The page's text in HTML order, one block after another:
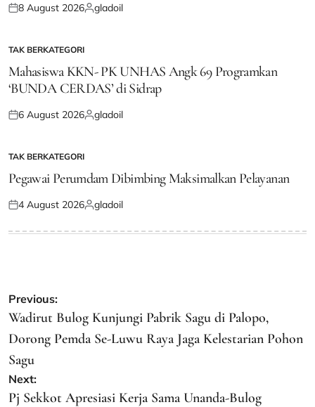
Posted
8 August 2026Posted
gladoil
POSTED
IN
TAK BERKATEGORI
Mahasiswa KKN- PK UNHAS Angk 69 Programkan
‘BUNDA CERDAS’ di Sidrap
Posted
6 August 2026Posted
gladoil
POSTED
IN
TAK BERKATEGORI
Pegawai Perumdam Dibimbing Maksimalkan Pelayanan
Posted
4 August 2026Posted
gladoil
Post
navigation
Previous:
Wadirut Bulog Kunjungi Pabrik Sagu di Palopo,
Dorong Pemda Se-Luwu Raya Jaga Kelestarian Pohon
Sagu
Next:
Pj Sekkot Apresiasi Kerja Sama Unanda-Bulog